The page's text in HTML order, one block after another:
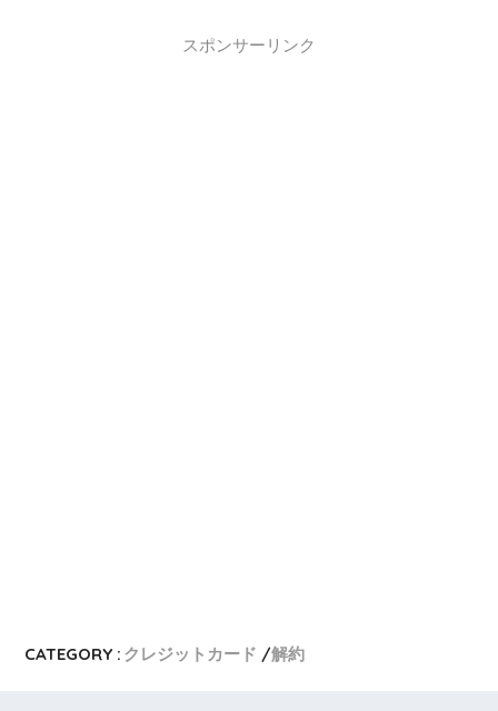
スポンサーリンク
CATEGORY : クレジットカード 解約